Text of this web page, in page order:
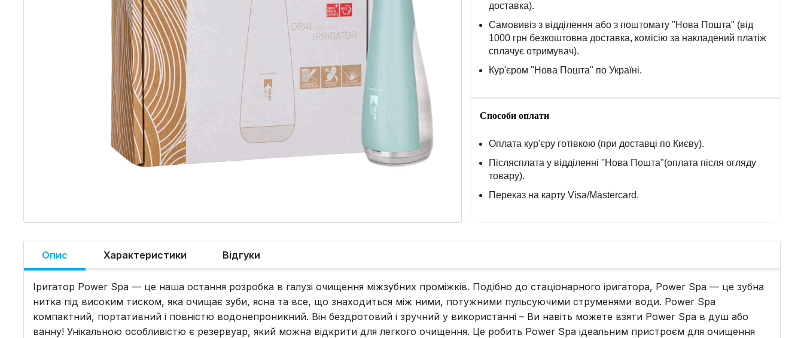
доставка).
Самовивіз з відділення або з поштомату "Нова Пошта" (від
1000 грн безкоштовна доставка, комісію за накладений платіж
сплачує отримувач).
Кур'єром "Нова Пошта" по Україні.
Способи оплати
Оплата кур'єру готівкою (при доставці по Києву).
Післясплата у відділенні "Нова Пошта"(оплата після огляду
товару).
Переказ на карту Visa/Mastercard.
Опис Характеристики Відгуки
Іригатор Power Spa — це наша остання розробка в галузі очищення міжзубних проміжків. Подібно до стаціонарного іригатора, Power Spa — це зубна
нитка під високим тиском, яка очищає зуби, ясна та все, що знаходиться між ними, потужними пульсуючими струменями води. Power Spa
компактний, портативний і повністю водонепроникний. Він бездротовий і зручний у використанні – Ви навіть можете взяти Power Spa в душ або
ванну! Унікальною особливістю є резервуар, який можна відкрити для легкого очищення. Це робить Power Spa ідеальним пристроєм для очищення